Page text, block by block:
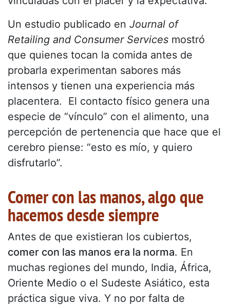
Un estudio publicado en Journal of
Retailing and Consumer Services mostró
que quienes tocan la comida antes de
probarla experimentan sabores más
intensos y tienen una experiencia más
placentera. El contacto físico genera una
especie de “vínculo” con el alimento, una
percepción de pertenencia que hace que el
cerebro piense: “esto es mío, y quiero
disfrutarlo”.
Comer con las manos, algo que
hacemos desde siempre
Antes de que existieran los cubiertos,
comer con las manos era la norma. En
muchas regiones del mundo, India, África,
Oriente Medio o el Sudeste Asiático, esta
práctica sigue viva. Y no por falta de